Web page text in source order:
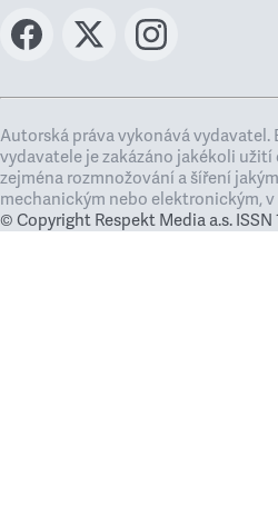
Autorská práva vykonává vydavatel.
vydavatele je zakázáno jakékoli
zejména rozmnožování a šíření
mechanickým nebo elektronickým,
© Copyright Respekt Media a.s. ISSN